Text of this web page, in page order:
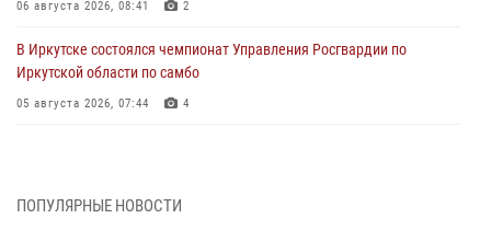
06 августа 2026, 08:41 2
В Иркутске состоялся чемпионат Управления Росгвардии по
Иркутской области по самбо
05 августа 2026, 07:44 4
04 августа 2026, 07:14 3
ПОПУЛЯРНЫЕ НОВОСТИ